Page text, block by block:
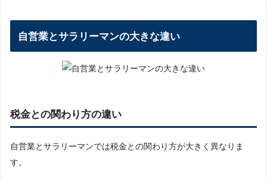
自営業のメリット
サラリーマンと自営業、どちらがいいのか？
どっちがいいか分からなければ両方挑戦して
みるのもあり
自営業とサラリーマンの大きな違い
税金との関わり方の違い
自営業とサラリーマンでは税金との関わり方が大きく異なりま
す。